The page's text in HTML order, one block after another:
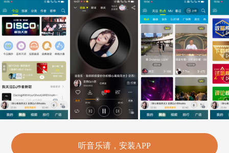
听音乐请，安装APP